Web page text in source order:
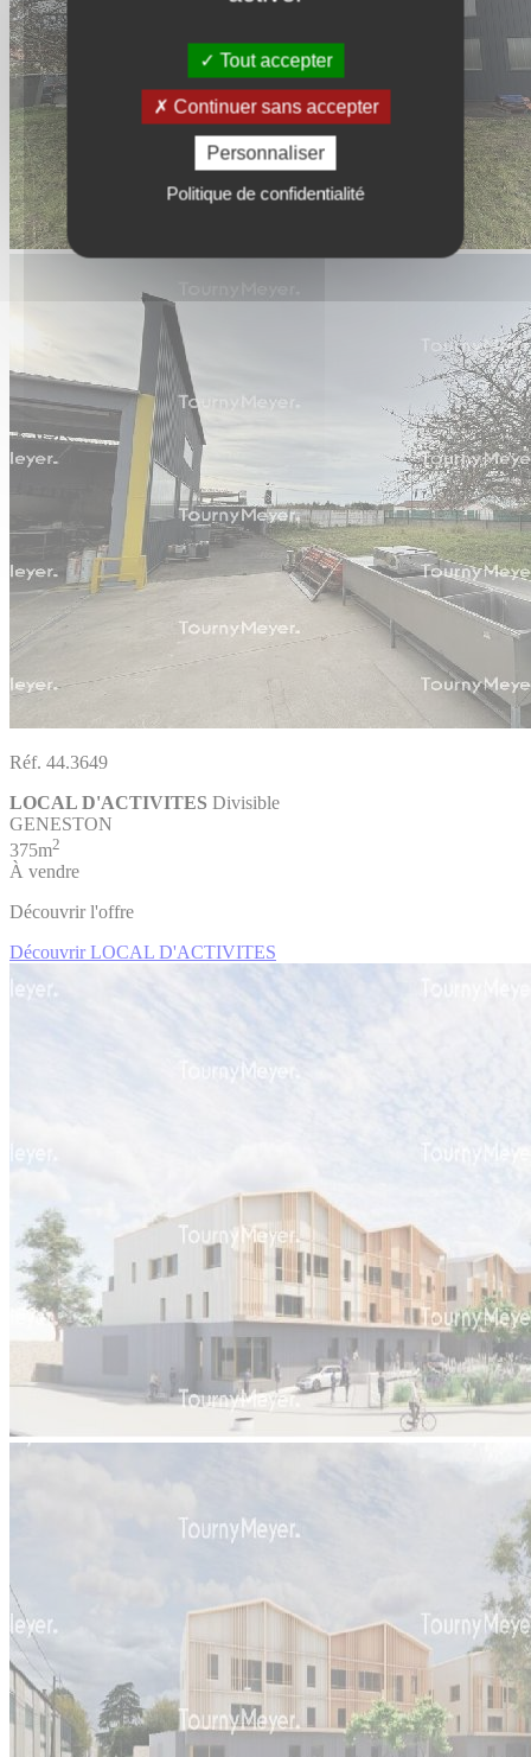
Tout accepter
Continuer sans accepter
Personnaliser
Politique de confidentialité
Réf. 44.3649
LOCAL D'ACTIVITES Divisible
GENESTON
375m2
À vendre
Découvrir l'offre
Découvrir LOCAL D'ACTIVITES